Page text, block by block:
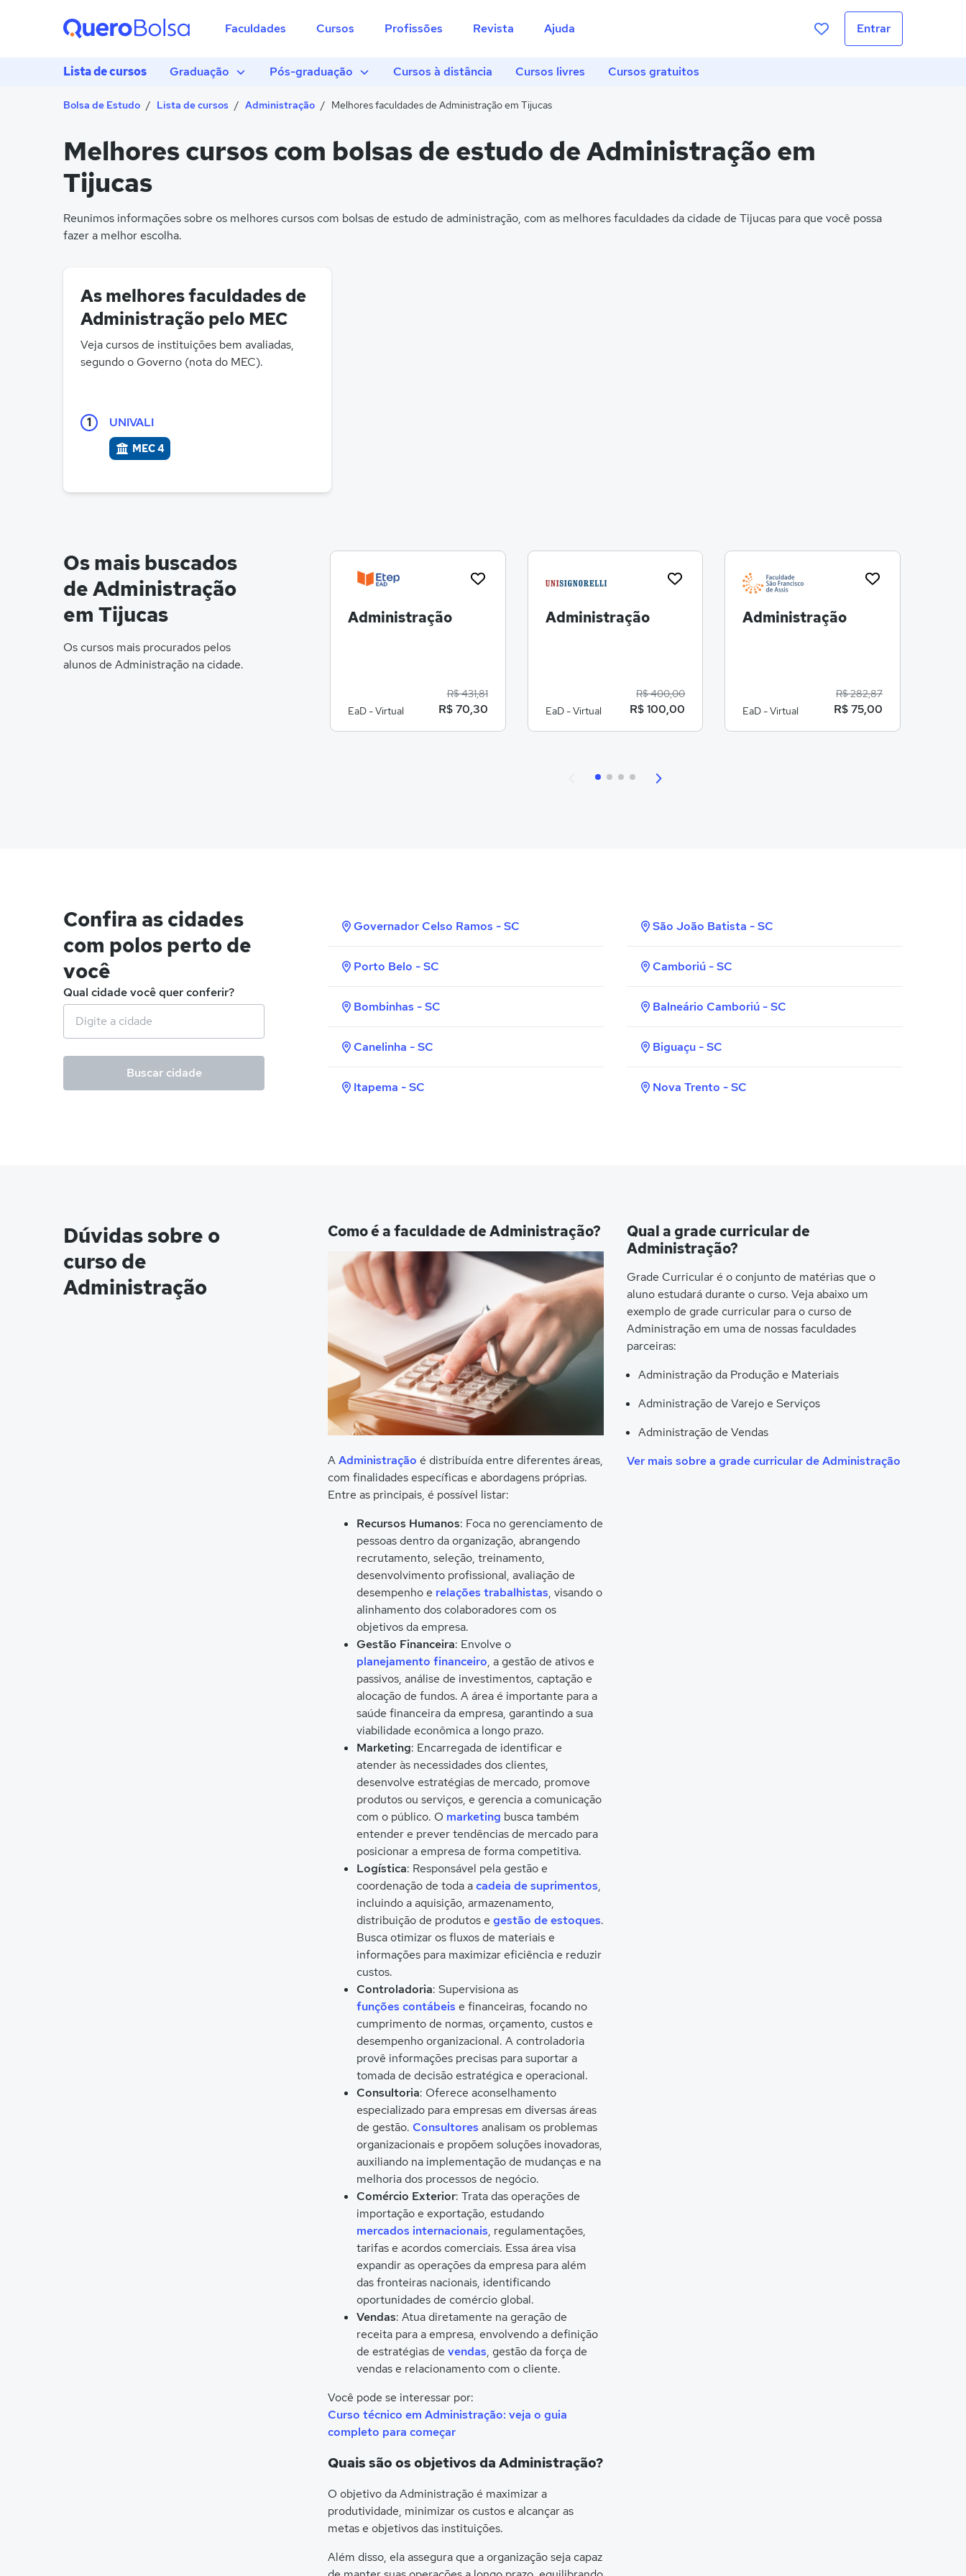
Faculdades Cursos Profissões Revista Ajuda Entrar
Lista de cursos Graduação Pós-graduação Cursos à distância Cursos livres Cursos gratuitos
Bolsa de Estudo Lista de cursos Administração Melhores faculdades de Administração em Tijucas
Melhores cursos com bolsas de estudo de Administração em
Tijucas
Reunimos informações sobre os melhores cursos com bolsas de estudo de administração, com as melhores faculdades da cidade de Tijucas para que você possa
fazer a melhor escolha.
As melhores faculdades de
Administração pelo MEC
Veja cursos de instituições bem avaliadas,
segundo o Governo (nota do MEC).
1 UNIVALI
MEC 4
Os mais buscados
de Administração
em Tijucas
Os cursos mais procurados pelos
alunos de Administração na cidade.
Administração
EaD - Virtual
R$ 431,81
R$ 70,30
Administração
EaD - Virtual
R$ 400,00
R$ 100,00
Administração
EaD - Virtual
R$ 282,87
R$ 75,00
Confira as cidades
com polos perto de
você
Qual cidade você quer conferir?
Buscar cidade
Governador Celso Ramos - SC
Porto Belo - SC
Bombinhas - SC
Canelinha - SC
Itapema - SC
São João Batista - SC
Camboriú - SC
Balneário Camboriú - SC
Biguaçu - SC
Nova Trento - SC
Dúvidas sobre o
curso de
Administração
Como é a faculdade de Administração?
AAdministração é distribuída entre diferentes áreas,
com finalidades específicas e abordagens próprias.
Entre as principais, é possível listar:
Recursos Humanos: Foca no gerenciamento de
pessoas dentro da organização, abrangendo
recrutamento, seleção, treinamento,
desenvolvimento profissional, avaliação de
desempenho e relações trabalhistas, visando o
alinhamento dos colaboradores com os
objetivos da empresa.
Gestão Financeira: Envolve o
planejamento financeiro, a gestão de ativos e
passivos, análise de investimentos, captação e
alocação de fundos. A área é importante para a
saúde financeira da empresa, garantindo a sua
viabilidade econômica a longo prazo.
Marketing: Encarregada de identificar e
atender às necessidades dos clientes,
desenvolve estratégias de mercado, promove
produtos ou serviços, e gerencia a comunicação
com o público. O marketing busca também
entender e prever tendências de mercado para
posicionar a empresa de forma competitiva.
Logística: Responsável pela gestão e
coordenação de toda acadeia de suprimentos,
incluindo a aquisição, armazenamento,
distribuição de produtos e gestão de estoques.
Busca otimizar os fluxos de materiais e
informações para maximizar eficiência e reduzir
custos.
Controladoria: Supervisiona as
funções contábeis e financeiras, focando no
cumprimento de normas, orçamento, custos e
desempenho organizacional. A controladoria
provê informações precisas para suportar a
tomada de decisão estratégica e operacional.
Consultoria: Oferece aconselhamento
especializado para empresas em diversas áreas
de gestão. Consultores analisam os problemas
organizacionais e propõem soluções inovadoras,
auxiliando na implementação de mudanças e na
melhoria dos processos de negócio.
Comércio Exterior: Trata das operações de
importação e exportação, estudando
mercados internacionais, regulamentações,
tarifas e acordos comerciais. Essa área visa
expandir as operações da empresa para além
das fronteiras nacionais, identificando
oportunidades de comércio global.
Vendas: Atua diretamente na geração de
receita para a empresa, envolvendo a definição
de estratégias de vendas, gestão da força de
vendas e relacionamento com o cliente.
Você pode se interessar por:
Curso técnico em Administração: veja o guia
completo para começar
Quais são os objetivos da Administração?
O objetivo da Administração é maximizar a
produtividade, minimizar os custos e alcançar as
metas e objetivos das instituições.
Além disso, ela assegura que a organização seja capaz
Qual a grade curricular de
Administração?
Grade Curricular é o conjunto de matérias que o
aluno estudará durante o curso. Veja abaixo um
exemplo de grade curricular para o curso de
Administração em uma de nossas faculdades
parceiras:
Administração da Produção e Materiais
Administração de Varejo e Serviços
Administração de Vendas
Ver mais sobre a grade curricular de Administração